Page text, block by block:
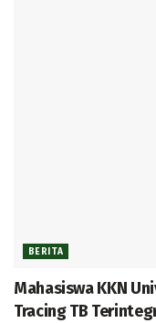
BERITA
Mahasiswa KKN
Tracing TB